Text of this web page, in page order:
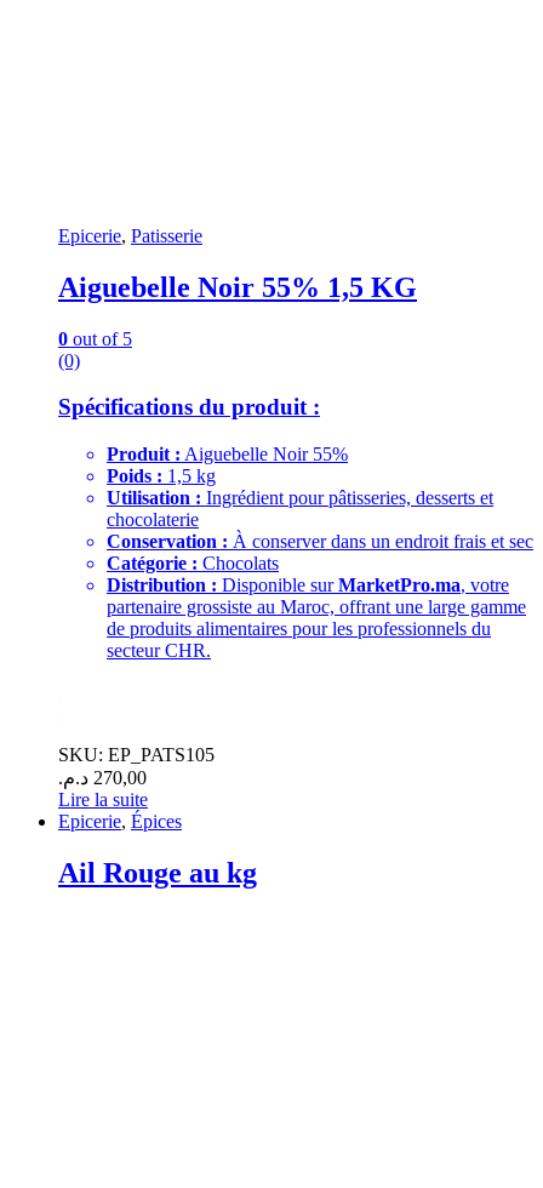
Epicerie, Patisserie
Aiguebelle Noir 55% 1,5 KG
0 out of 5
(0)
Spécifications du produit :
Produit : Aiguebelle Noir 55%
Poids : 1,5 kg
Utilisation : Ingrédient pour pâtisseries, desserts et
chocolaterie
Conservation : À conserver dans un endroit frais et sec
Catégorie : Chocolats
Distribution : Disponible surMarketPro.ma, votre
partenaire grossiste au Maroc, offrant une large gamme
de produits alimentaires pour les professionnels du
secteur CHR.
SKU: EP_PATS105
270,00 د.م.
Lire la suite
Epicerie, Épices
Ail Rouge au kg